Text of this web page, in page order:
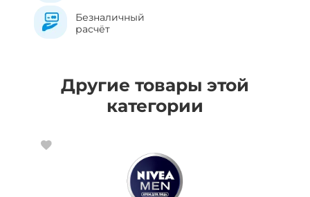
Безналичный
расчёт
Другие товары этой
категории